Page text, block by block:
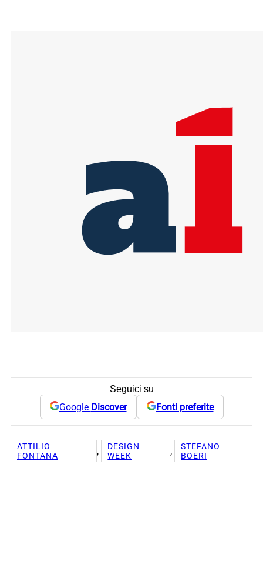
Seguici su
Google Discover Fonti preferite
ATTILIO
FONTANA
,
DESIGN
WEEK
,
STEFANO
BOERI